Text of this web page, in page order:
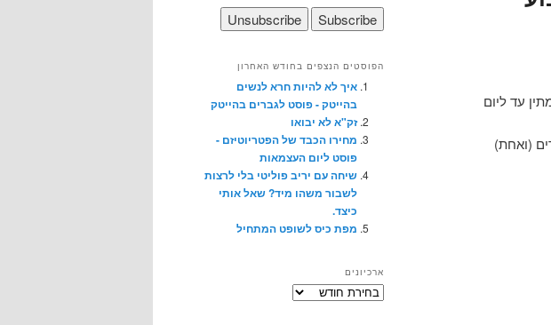
עד ליום
(ואחת)
הפוסטים הנצפים בחודש האחרון
איך לא להיות חרא לנשים
בהייטק - פוסט לגברים בהייטק
זק"א לא יבואו
מחירו הכבד של הפטריוטיזם -
פוסט ליום העצמאות
שיחה עם יריב פוליטי בלי לרצות
לשבור משהו מיד? שאל אותי
כיצד.
מפת כיס לשופט המתחיל
ארכיונים
ארכיונים